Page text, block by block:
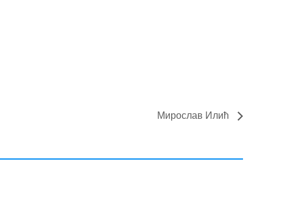
Мирослав Илић